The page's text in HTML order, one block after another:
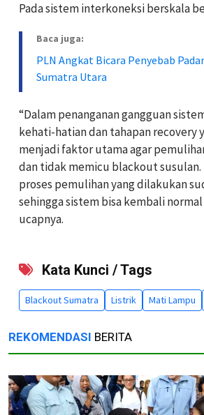
Pada sistem interkoneksi berskala
Baca juga:
PLN Angkat Bicara Penyebab
Sumatra Utara
“Dalam penanganan gangguan
kehati-hatian dan tahapan recovery
menjadi faktor utama agar
dan tidak memicu blackout susulan.
proses pemulihan yang dilakukan
sehingga sistem bisa kembali normal
ucapnya.
Kata Kunci / Tags
Blackout Sumatra Listrik Mati Lampu
REKOMENDASI BERITA